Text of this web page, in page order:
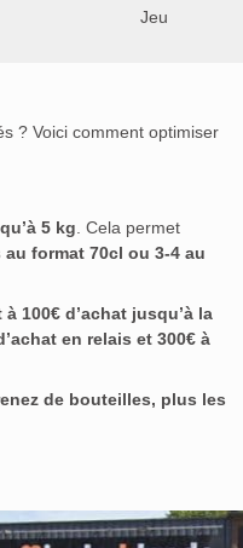
Jeu
? Voici comment optimiser
5 kg. Cela permet
format 70cl ou 3-4 au
100€ d’achat jusqu’à la
en relais et 300€ à
de bouteilles, plus les